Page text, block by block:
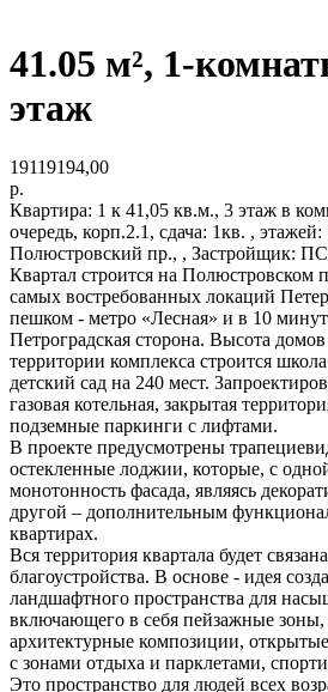
41.05 м², 1-
этаж
19119194,00
р.
Квартира: 1 к 41,05 кв.м., 3 этаж в
очередь, корп.2.1, сдача: 1кв. , этажей:
Полюстровский пр., , Застройщик:
Квартал строится на Полюстровском
самых востребованных локаций
пешком - метро «Лесная» и в 10
Петроградская сторона. Высота
территории комплекса строится
детский сад на 240 мест.
газовая котельная, закрытая
подземные паркинги с лифтами.
В проекте предусмотрены
остекленные лоджии, которые, с
монотонность фасада, являясь
другой – дополнительным
квартирах.
Вся территория квартала будет
благоустройства. В основе - идея
ландшафтного пространства для
включающего в себя пейзажные
архитектурные композиции,
с зонами отдыха и парклетами,
Это пространство для людей всех